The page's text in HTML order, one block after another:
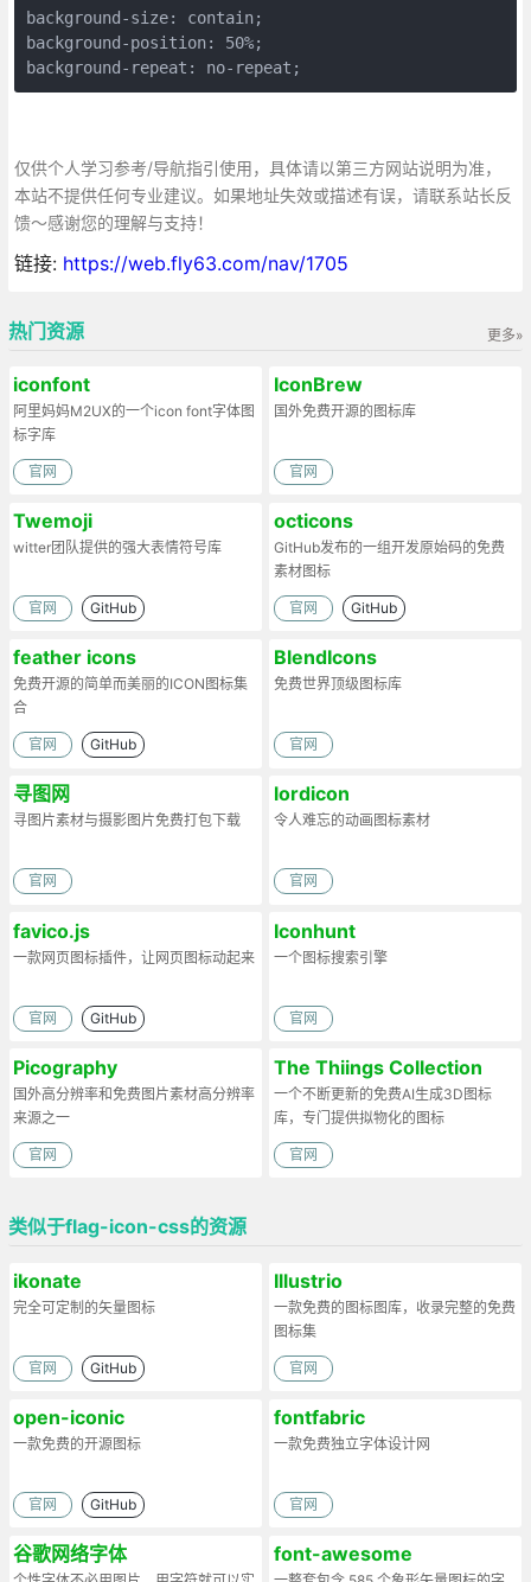
background-size: contain;
background-position: 50%;
background-repeat: no-repeat;
仅供个人学习参考/导航指引使用，具体请以第三方网站说明为准，
本站不提供任何专业建议。如果地址失效或描述有误，请联系站长反
馈～感谢您的理解与支持！
链接: https://web.fly63.com/nav/1705
更多»
热门资源
iconfont
阿里妈妈M2UX的一个icon font字体图
标字库
官网
IconBrew
国外免费开源的图标库
官网
Twemoji
witter团队提供的强大表情符号库
官网 GitHub
octicons
GitHub发布的一组开发原始码的免费
素材图标
官网 GitHub
feather icons
免费开源的简单而美丽的ICON图标集
合
官网 GitHub
BlendIcons
免费世界顶级图标库
官网
寻图网
寻图片素材与摄影图片免费打包下载
官网
lordicon
令人难忘的动画图标素材
官网
favico.js
一款网页图标插件，让网页图标动起来
官网 GitHub
Iconhunt
一个图标搜索引擎
官网
Picography
国外高分辨率和免费图片素材高分辨率
来源之一
官网
The Thiings Collection
一个不断更新的免费AI生成3D图标
库，专门提供拟物化的图标
官网
类似于flag-icon-css的资源
ikonate
完全可定制的矢量图标
官网 GitHub
Illustrio
一款免费的图标图库，收录完整的免费
图标集
官网
open-iconic
一款免费的开源图标
官网 GitHub
fontfabric
一款免费独立字体设计网
官网
谷歌网络字体 font-awesome